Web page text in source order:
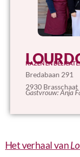
KAZEN EN
Bredabaan 291
2930 Brasschaat
Gastvrouw: Anja
Het verhaal van